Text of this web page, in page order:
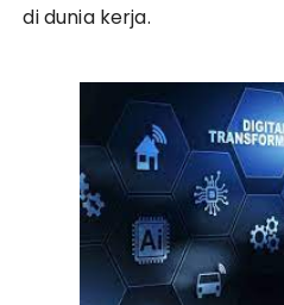
di dunia kerja.